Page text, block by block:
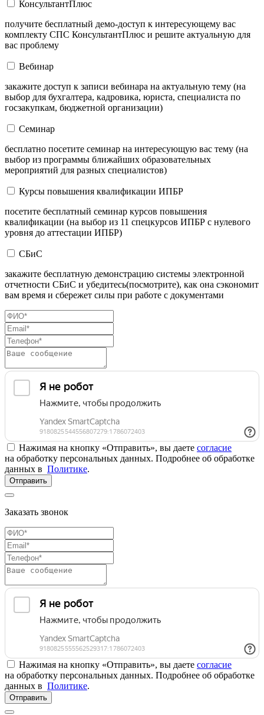
КонсультантПлюс
получите бесплатный демо-доступ к интересующему вас
комплекту СПС КонсультантПлюс и решите актуальную для
вас проблему
Вебинар
закажите доступ к записи вебинара на актуальную тему (на
выбор для бухгалтера, кадровика, юриста, специалиста по
госзакупкам, бюджетной организации)
Семинар
бесплатно посетите семинар на интересующую вас тему (на
выбор из программы ближайших образовательных
мероприятий для разных специалистов)
Курсы повышения квалификации ИПБР
посетите бесплатный семинар курсов повышения
квалификации (на выбор из 11 спецкурсов ИПБР с нулевого
уровня до аттестации ИПБР)
СБиС
закажите бесплатную демонстрацию системы электронной
отчетности СБиС и убедитесь(посмотрите), как она сэкономит
вам время и сбережет силы при работе с документами
Нажимая на кнопку «Отправить», вы даете согласие
на обработку персональных данных. Подробнее об обработке
данных в Политике.
Отправить
Заказать звонок
Нажимая на кнопку «Отправить», вы даете согласие
на обработку персональных данных. Подробнее об обработке
данных в Политике.
Отправить